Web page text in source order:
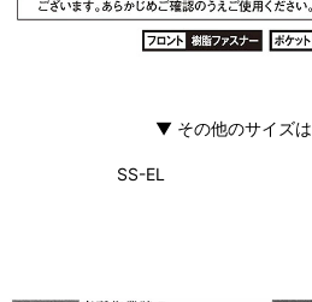
▼ その他のサイズ
SS-EL